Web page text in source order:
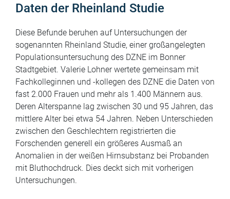
Daten der Rheinland Studie
Diese Befunde beruhen auf Untersuchungen der
sogenannten Rheinland Studie, einer großangelegten
Populationsuntersuchung des DZNE im Bonner
Stadtgebiet. Valerie Lohner wertete gemeinsam mit
Fachkolleginnen und -kollegen des DZNE die Daten von
fast 2.000 Frauen und mehr als 1.400 Männern aus.
Deren Alterspanne lag zwischen 30 und 95 Jahren, das
mittlere Alter bei etwa 54 Jahren. Neben Unterschieden
zwischen den Geschlechtern registrierten die
Forschenden generell ein größeres Ausmaß an
Anomalien in der weißen Hirnsubstanz bei Probanden
mit Bluthochdruck. Dies deckt sich mit vorherigen
Untersuchungen.